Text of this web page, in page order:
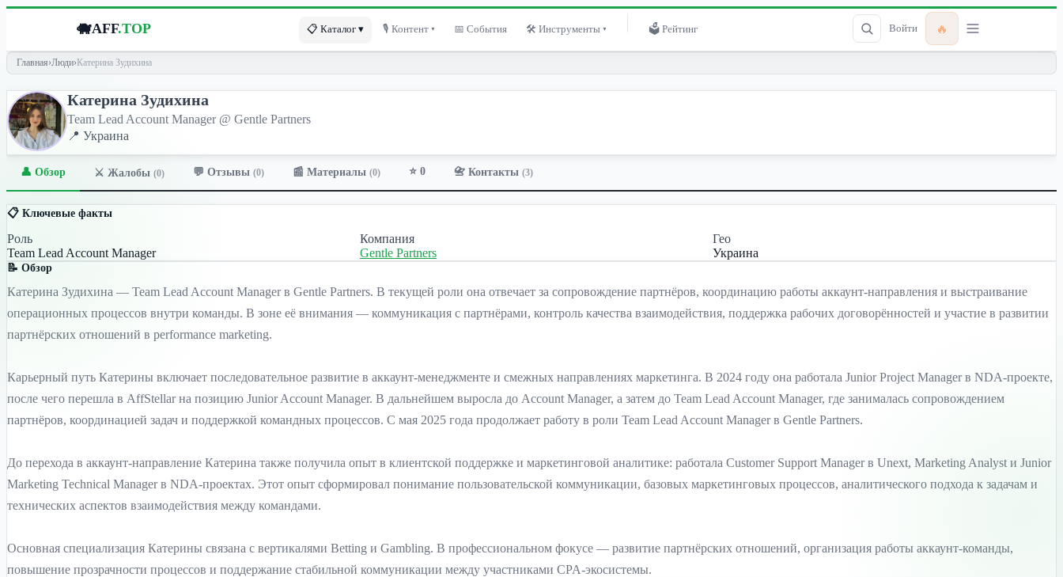
🐗AFF.TOP 📋 Каталог ▾ 🎙 Контент ▾ 📅 События 🛠 Инструменты ▾ 🗳 Рейтинг Войти 🔥
Главная›Люди› Катерина Зудихина
Катерина Зудихина
Team Lead Account Manager @ Gentle Partners
📍 Украина
👤 Обзор ⚔️ Жалобы (0) 💬 Отзывы (0) 📰 Материалы (0) ⭐ 0 📇 Контакты (3)
📋 Ключевые факты
Роль
Team Lead Account Manager
Компания
Gentle Partners
Гео
Украина
📝 Обзор
Катерина Зудихина — Team Lead Account Manager в Gentle Partners. В текущей роли она отвечает за сопровождение партнёров, координацию работы аккаунт-направления и выстраивание
операционных процессов внутри команды. В зоне её внимания — коммуникация с партнёрами, контроль качества взаимодействия, поддержка рабочих договорённостей и участие в развитии
партнёрских отношений в performance marketing.
Карьерный путь Катерины включает последовательное развитие в аккаунт-менеджменте и смежных направлениях маркетинга. В 2024 году она работала Junior Project Manager в NDA-проекте,
после чего перешла в AffStellar на позицию Junior Account Manager. В дальнейшем выросла до Account Manager, а затем до Team Lead Account Manager, где занималась сопровождением
партнёров, координацией задач и поддержкой командных процессов. С мая 2025 года продолжает работу в роли Team Lead Account Manager в Gentle Partners.
До перехода в аккаунт-направление Катерина также получила опыт в клиентской поддержке и маркетинговой аналитике: работала Customer Support Manager в Unext, Marketing Analyst и Junior
Marketing Technical Manager в NDA-проектах. Этот опыт сформировал понимание пользовательской коммуникации, базовых маркетинговых процессов, аналитического подхода к задачам и
технических аспектов взаимодействия между командами.
Основная специализация Катерины связана с вертикалями Betting и Gambling. В профессиональном фокусе — развитие партнёрских отношений, организация работы аккаунт-команды,
повышение прозрачности процессов и поддержание стабильной коммуникации между участниками CPA-экосистемы.